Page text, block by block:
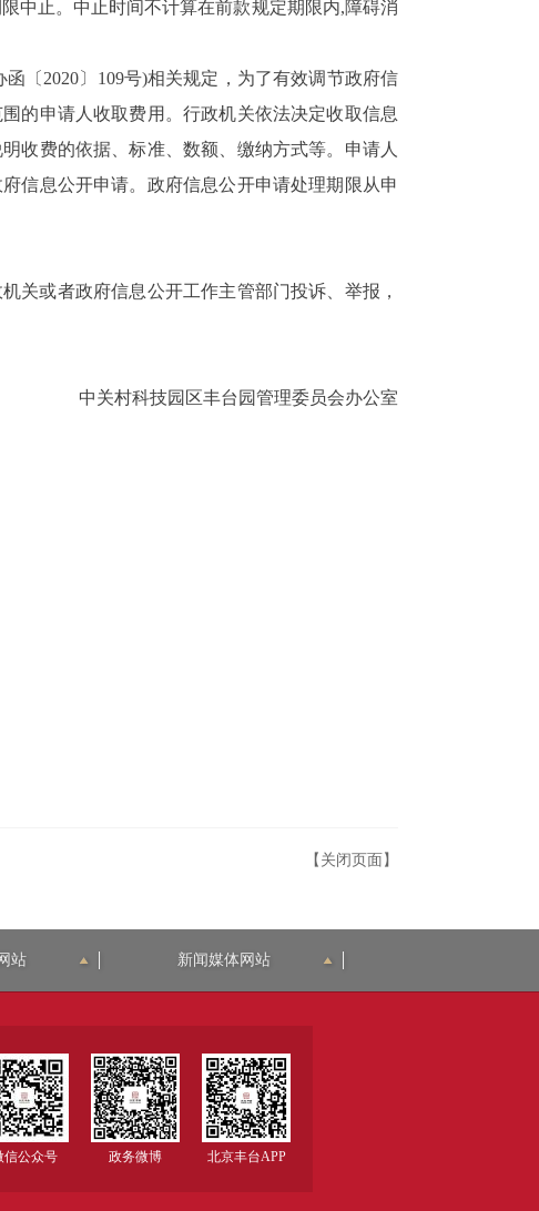
中止。中止时间不计算在前款规定期限内,障碍消
〔2020〕109号)相关规定，为了有效调节政府信
的申请人收取费用。行政机关依法决定收取信息
收费的依据、标准、数额、缴纳方式等。申请人
信息公开申请。 政府信息公开申请处理期限从申
关或者政府信息公开工作主管部门投诉、举报，
中关村科技园区丰台园管理委员会办公室
【关闭页面】
站 新闻媒体网站
信公众号 政务微博 北京丰台APP